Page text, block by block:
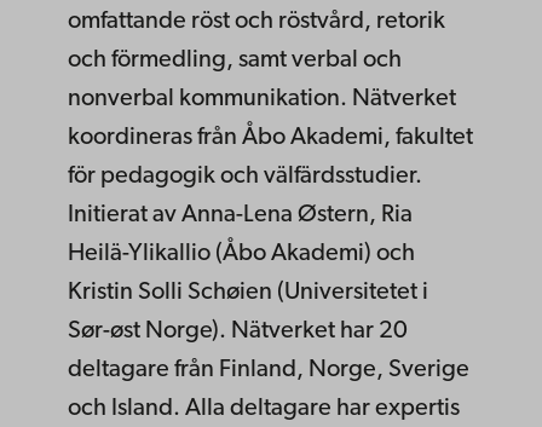
omfattande röst och röstvård, retorik
och förmedling, samt verbal och
nonverbal kommunikation. Nätverket
koordineras från Åbo Akademi, fakultet
för pedagogik och välfärdsstudier.
Initierat av Anna-Lena Østern, Ria
Heilä-Ylikallio (Åbo Akademi) och
Kristin Solli Schøien (Universitetet i
Sør-øst Norge). Nätverket har 20
deltagare från Finland, Norge, Sverige
och Island. Alla deltagare har expertis